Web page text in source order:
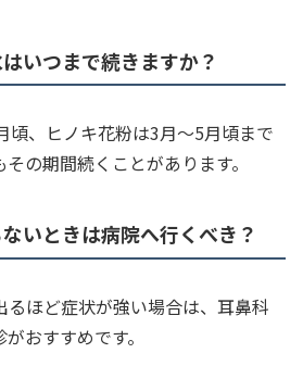
いつまで続きますか？
頃、ヒノキ花粉は3月〜5月頃まで
の期間続くことがあります。
いときは病院へ行くべき？
るほど症状が強い場合は、耳鼻科
おすすめです。